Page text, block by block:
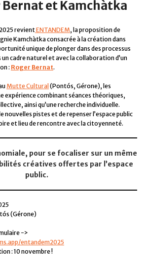
Bernat et Kamchàtka
revientENTANDEM, la proposition de
Kamchàtka consacrée à la création dans
unique de plonger dans des processus
cadre naturel et avec la collaboration d’un
: Roger Bernat.
Mutte Cultural (Pontós, Gérone), les
expérience combinant séances théoriques,
ainsi qu’une recherche individuelle.
nouvelles pistes et de repenser l’espace public
et lieu de rencontre avec la citoyenneté.
pour se focaliser sur un même
créatives offertes par l’espace
public.
(Gérone)
->
entandem2025
: 10 novembre !